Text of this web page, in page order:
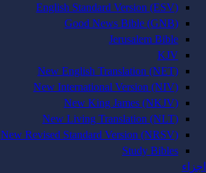
English Standard Version (ESV)
Good News Bible (GNB)
Jerusalem Bible
KJV
New English Translation (NET)
New International Version (NIV)
New King James (NKJV)
New Living Translation (NLT)
New Revised Standard Version (NRSV)
Study Bibles
اجزاء